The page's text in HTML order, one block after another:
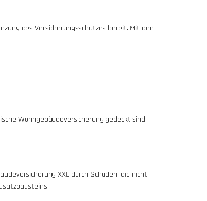
des Versicherungsschutzes bereit. Mit den
Wohngebäudeversicherung gedeckt sind.
XXL durch Schäden, die nicht